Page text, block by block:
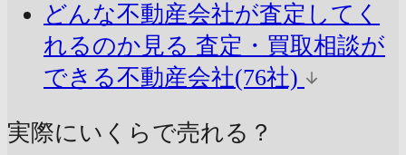
どんな不動産会社が査定してく
れるのか見る 査定・買取相談が
できる不動産会社(76社)
実際にいくらで売れる？